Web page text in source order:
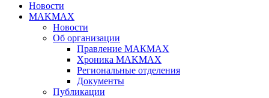
Новости
MAKMAX
Новости
Об организации
Правление МАКМАХ
Хроника MAKMAX
Региональные отделения
Документы
Публикации